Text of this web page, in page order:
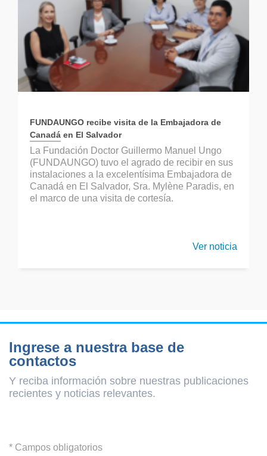
FUNDAUNGO recibe visita de la Embajadora de
Canadá en El Salvador
La Fundación Doctor Guillermo Manuel Ungo
(FUNDAUNGO) tuvo el agrado de recibir en sus
instalaciones a la excelentísima Embajadora de
Canadá en El Salvador, Sra. Mylène Paradis, en
el marco de una visita de cortesía.
Ver noticia
Ingrese a nuestra base de
contactos
Y reciba información sobre nuestras publicaciones
recientes y noticias relevantes.
* Campos obligatorios